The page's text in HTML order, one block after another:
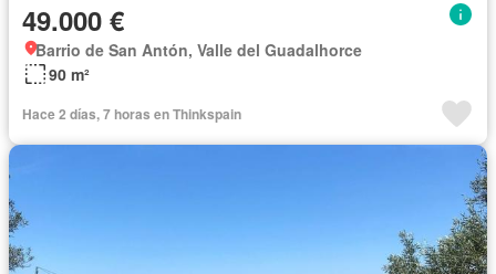
49.000 €
Barrio de San Antón, Valle del Guadalhorce
90 m²
Hace 2 días, 7 horas en Thinkspain